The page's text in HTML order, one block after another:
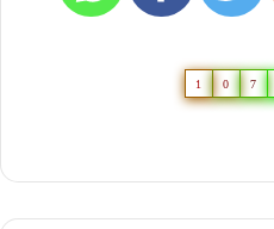
1 0 7